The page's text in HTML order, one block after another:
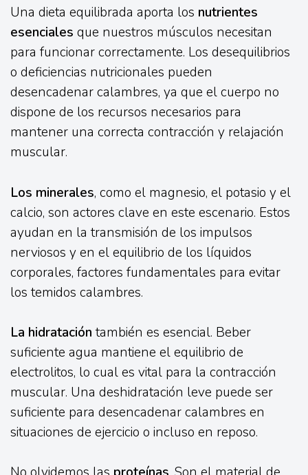
Una dieta equilibrada aporta los nutrientes
esenciales que nuestros músculos necesitan
para funcionar correctamente. Los desequilibrios
o deficiencias nutricionales pueden
desencadenar calambres, ya que el cuerpo no
dispone de los recursos necesarios para
mantener una correcta contracción y relajación
muscular.
Los minerales, como el magnesio, el potasio y el
calcio, son actores clave en este escenario. Estos
ayudan en la transmisión de los impulsos
nerviosos y en el equilibrio de los líquidos
corporales, factores fundamentales para evitar
los temidos calambres.
La hidratación también es esencial. Beber
suficiente agua mantiene el equilibrio de
electrolitos, lo cual es vital para la contracción
muscular. Una deshidratación leve puede ser
suficiente para desencadenar calambres en
situaciones de ejercicio o incluso en reposo.